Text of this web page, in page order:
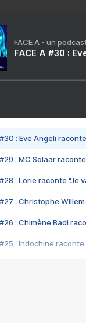
FACE A - un
FACE A #30 :
#30 : Eve Angeli
#29 : MC Solaar
#28 : Lorie raconte "Je
#27 : Christophe
#26 : Chimène Badi
#25 : Indochine